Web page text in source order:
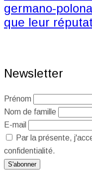
germano-
que leur
Newsletter
Prénom
Nom de famille
E-mail
Par la présente,
confidentialité.